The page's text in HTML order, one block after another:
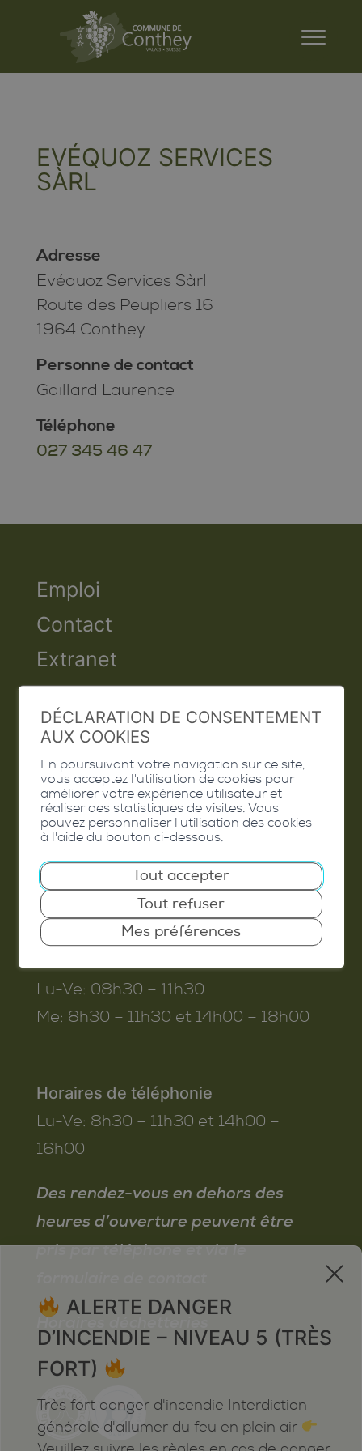
EVÉQUOZ SERVICES
SÀRL
Adresse
Evéquoz Services Sàrl
Route des Peupliers 16
1964 Conthey
Personne de contact
Gaillard Laurence
Téléphone
027 345 46 47
Emploi
Contact
Extranet
Valais Excellence
Commune de Conthey
Route de Savoie 54
1975 St-Séverin
T. 027 345 45 45
info@conthey.ch
Lu-Ve: 08h30 – 11h30
Me: 8h30 – 11h30 et 14h00 – 18h00
Horaires de téléphonie
Lu-Ve: 8h30 – 11h30 et 14h00 –
16h00
Des rendez-vous en dehors des
heures d’ouverture peuvent être
pris par téléphone et via le
Horaires déchetteries
x
ALERTE DANGER
D’INCENDIE – NIVEAU 5 (TRÈS
FORT)
Très fort danger d'incendie Interdiction
générale d'allumer du feu en plein air
DÉCLARATION DE CONSENTEMENT
AUX COOKIES
En poursuivant votre navigation sur ce site,
vous acceptez l'utilisation de cookies pour
améliorer votre expérience utilisateur et
réaliser des statistiques de visites. Vous
pouvez personnaliser l'utilisation des cookies
à l'aide du bouton ci-dessous.
Tout accepter
Tout refuser
Mes préférences